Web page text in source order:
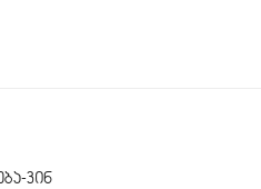
ვინ